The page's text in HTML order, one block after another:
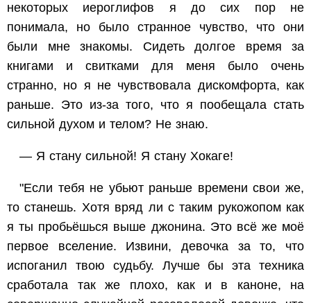
некоторых иероглифов я до сих пор не
понимала, но было странное чувство, что они
были мне знакомы. Сидеть долгое время за
книгами и свитками для меня было очень
странно, но я не чувствовала дискомфорта, как
раньше. Это из-за того, что я пообещала стать
сильной духом и телом? Не знаю.
— Я стану сильной! Я стану Хокаге!
"Если тебя не убьют раньше времени свои же,
то станешь. Хотя вряд ли с таким рукожопом как
я ты пробьёшься выше джонина. Это всё же моё
первое вселение. Извини, девочка за то, что
испоганил твою судьбу. Лучше бы эта техника
сработала так же плохо, как и в каноне, на